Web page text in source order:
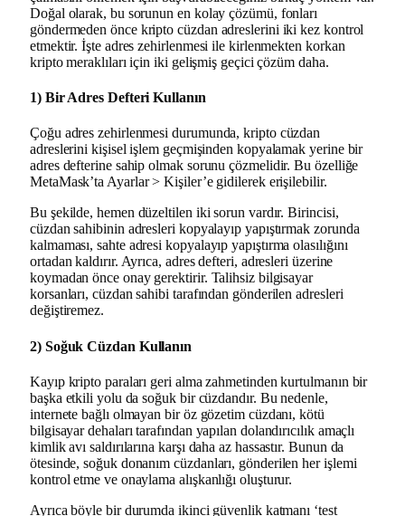
Doğal olarak, bu sorunun en kolay çözümü, fonları
göndermeden önce kripto cüzdan adreslerini iki kez kontrol
etmektir. İşte adres zehirlenmesi ile kirlenmekten korkan
kripto meraklıları için iki gelişmiş geçici çözüm daha.
1) Bir Adres Defteri Kullanın
Çoğu adres zehirlenmesi durumunda, kripto cüzdan
adreslerini kişisel işlem geçmişinden kopyalamak yerine bir
adres defterine sahip olmak sorunu çözmelidir. Bu özelliğe
MetaMask’ta Ayarlar > Kişiler’e gidilerek erişilebilir.
Bu şekilde, hemen düzeltilen iki sorun vardır. Birincisi,
cüzdan sahibinin adresleri kopyalayıp yapıştırmak zorunda
kalmaması, sahte adresi kopyalayıp yapıştırma olasılığını
ortadan kaldırır. Ayrıca, adres defteri, adresleri üzerine
koymadan önce onay gerektirir. Talihsiz bilgisayar
korsanları, cüzdan sahibi tarafından gönderilen adresleri
değiştiremez.
2) Soğuk Cüzdan Kullanın
Kayıp kripto paraları geri alma zahmetinden kurtulmanın bir
başka etkili yolu da soğuk bir cüzdandır. Bu nedenle,
internete bağlı olmayan bir öz gözetim cüzdanı, kötü
bilgisayar dehaları tarafından yapılan dolandırıcılık amaçlı
kimlik avı saldırılarına karşı daha az hassastır. Bunun da
ötesinde, soğuk donanım cüzdanları, gönderilen her işlemi
kontrol etme ve onaylama alışkanlığı oluşturur.
Ayrıca böyle bir durumda ikinci güvenlik katmanı ‘test